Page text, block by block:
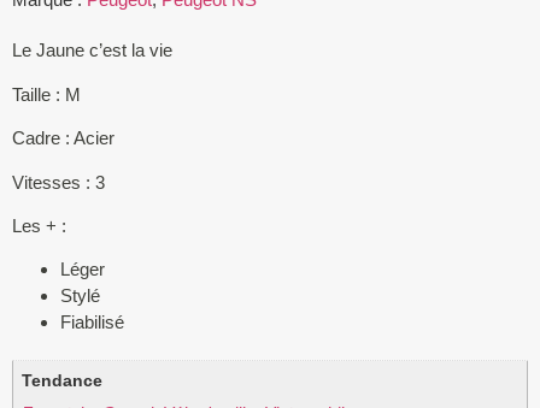
Le Jaune c’est la vie
Taille : M
Cadre : Acier
Vitesses : 3
Les + :
Léger
Stylé
Fiabilisé
Tendance